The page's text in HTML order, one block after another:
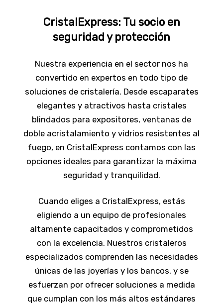
CristalExpress: Tu socio en
seguridad y protección
Nuestra experiencia en el sector nos ha
convertido en expertos en todo tipo de
soluciones de cristalería. Desde escaparates
elegantes y atractivos hasta cristales
blindados para expositores, ventanas de
doble acristalamiento y vidrios resistentes al
fuego, en CristalExpress contamos con las
opciones ideales para garantizar la máxima
seguridad y tranquilidad.
Cuando eliges a CristalExpress, estás
eligiendo a un equipo de profesionales
altamente capacitados y comprometidos
con la excelencia. Nuestros cristaleros
especializados comprenden las necesidades
únicas de las joyerías y los bancos, y se
esfuerzan por ofrecer soluciones a medida
que cumplan con los más altos estándares